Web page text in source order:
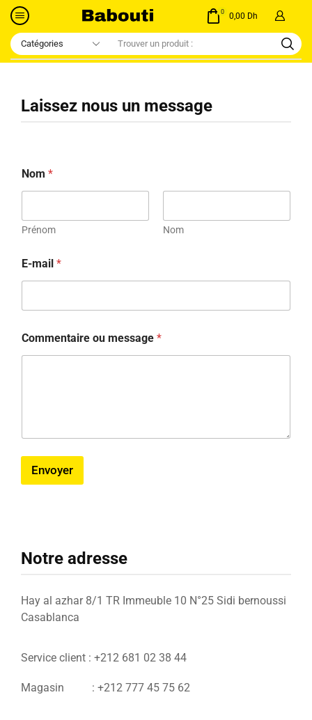
0 0,00 Dh
Laissez nous un message
Nom *
Prénom Nom
E-mail *
Commentaire ou message *
Envoyer
Notre adresse
Hay al azhar 8/1 TR Immeuble 10 N°25 Sidi bernoussi
Casablanca
Service client : +212 681 02 38 44
Magasin : +212 777 45 75 62